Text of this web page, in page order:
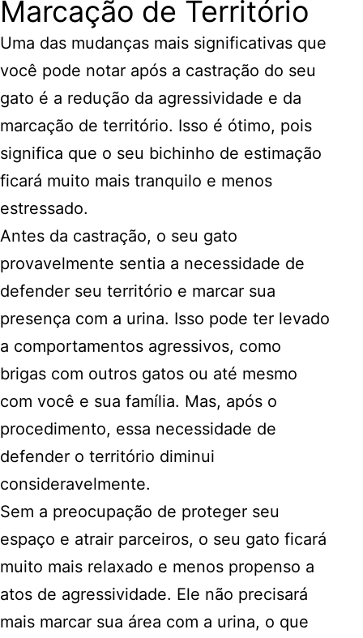
Marcação de Território
Uma das mudanças mais significativas que
você pode notar após a castração do seu
gato é a redução da agressividade e da
marcação de território. Isso é ótimo, pois
significa que o seu bichinho de estimação
ficará muito mais tranquilo e menos
estressado.
Antes da castração, o seu gato
provavelmente sentia a necessidade de
defender seu território e marcar sua
presença com a urina. Isso pode ter levado
a comportamentos agressivos, como
brigas com outros gatos ou até mesmo
com você e sua família. Mas, após o
procedimento, essa necessidade de
defender o território diminui
consideravelmente.
Sem a preocupação de proteger seu
espaço e atrair parceiros, o seu gato ficará
muito mais relaxado e menos propenso a
atos de agressividade. Ele não precisará
mais marcar sua área com a urina, o que